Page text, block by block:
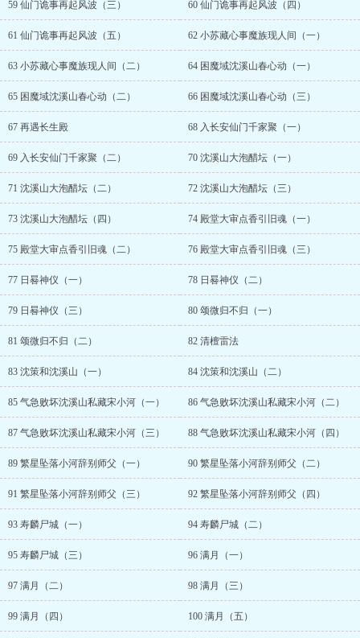
59 仙门诡事再起风波（三） 60 仙门诡事再起风波（四）
61 仙门诡事再起风波（五） 62 小苏藏心事魔族现人间（一）
63 小苏藏心事魔族现人间（二） 64 困魔域沈溪山春心动（一）
65 困魔域沈溪山春心动（二） 66 困魔域沈溪山春心动（三）
67 再遇长生殿 68 入长安仙门千家聚（一）
69 入长安仙门千家聚（二） 70 沈溪山大泡醋坛（一）
71 沈溪山大泡醋坛（二） 72 沈溪山大泡醋坛（三）
73 沈溪山大泡醋坛（四） 74 殿堂大审点香引旧魂（一）
75 殿堂大审点香引旧魂（二） 76 殿堂大审点香引旧魂（三）
77 日晷神仪（一） 78 日晷神仪（二）
79 日晷神仪（三） 80 颂微归不归（一）
81 颂微归不归（二） 82 清檀雷法
83 沈策和沈溪山（一） 84 沈策和沈溪山（二）
85 气急败坏沈溪山私藏宋小河（一） 86 气急败坏沈溪山私藏宋小河（二）
87 气急败坏沈溪山私藏宋小河（三） 88 气急败坏沈溪山私藏宋小河（四）
89 繁星坠落小河辞别师父（一） 90 繁星坠落小河辞别师父（二）
91 繁星坠落小河辞别师父（三） 92 繁星坠落小河辞别师父（四）
93 寿麟尸城（一） 94 寿麟尸城（二）
95 寿麟尸城（三） 96 满月（一）
97 满月（二） 98 满月（三）
99 满月（四） 100 满月（五）